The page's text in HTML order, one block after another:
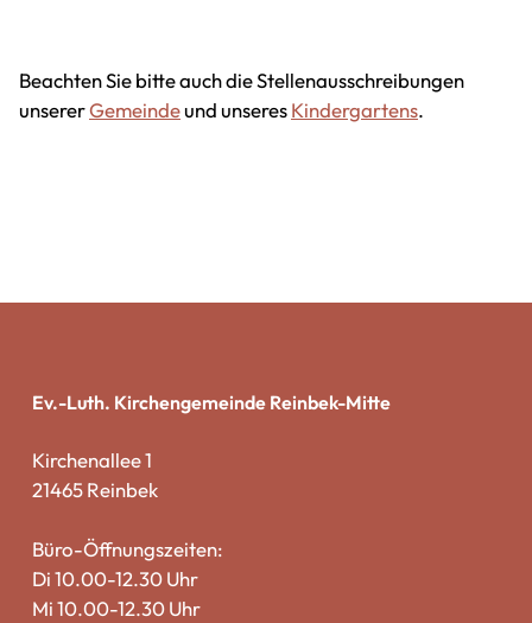
Beachten Sie bitte auch die Stellenausschreibungen
unsererGemeindeund unseresKindergartens.
Ev.-Luth. Kirchengemeinde Reinbek-Mitte
Kirchenallee 1
21465 Reinbek
Büro-Öffnungszeiten:
Di 10.00-12.30 Uhr
Mi 10.00-12.30 Uhr